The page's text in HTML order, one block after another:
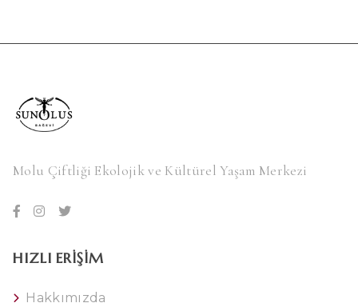
Molu Çiftliği Ekolojik ve Kültürel Yaşam Merkezi
HIZLI ERIŞIM
Hakkımızda